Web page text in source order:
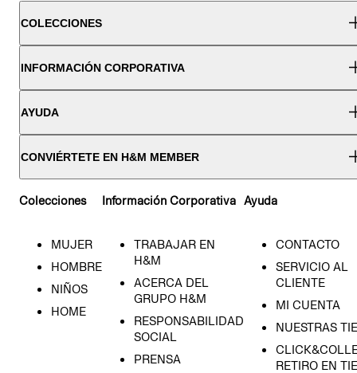
COLECCIONES
INFORMACIÓN CORPORATIVA
AYUDA
CONVIÉRTETE EN H&M MEMBER
Colecciones
MUJER
HOMBRE
NIÑOS
HOME
Información Corporativa
TRABAJAR EN
H&M
ACERCA DEL
GRUPO H&M
RESPONSABILIDAD
SOCIAL
PRENSA
Ayuda
CONTACTO
SERVICIO AL
CLIENTE
MI CUENTA
NUESTRAS
RETIRO EN